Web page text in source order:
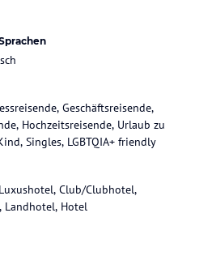
Geschäftsreisende,
Hochzeitsreisende, Urlaub zu
Singles, LGBTQIA+ friendly
Club/Clubhotel,
Landhotel, Hotel